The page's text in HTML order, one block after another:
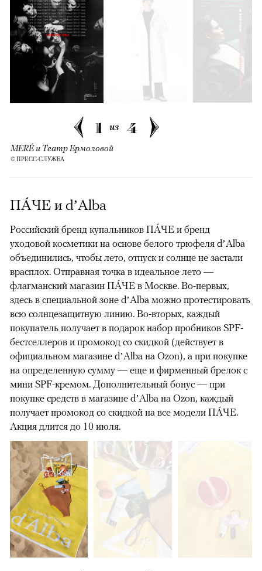
1 из 4
MERÉ и Театр Ермоловой
© ПРЕСС-СЛУЖБА
ПÁЧЕ и d’Alba
Российский бренд купальников ПÁЧЕ и бренд
уходовой косметики на основе белого трюфеля d’Alba
объединились, чтобы лето, отпуск и солнце не застали
врасплох. Отправная точка в идеальное лето —
флагманский магазин ПÁЧЕ в Москве. Во-первых,
здесь в специальной зоне d’Alba можно протестировать
всю солнцезащитную линию. Во-вторых, каждый
покупатель получает в подарок набор пробников SPF-
бестселлеров и промокод со скидкой (действует в
официальном магазине d’Alba на Ozon), а при покупке
на определенную сумму — еще и фирменный брелок с
мини SPF-кремом. Дополнительный бонус — при
покупке средств в магазине d’Alba на Ozon, каждый
получает промокод со скидкой на все модели ПÁЧЕ.
Акция длится до 10 июля.